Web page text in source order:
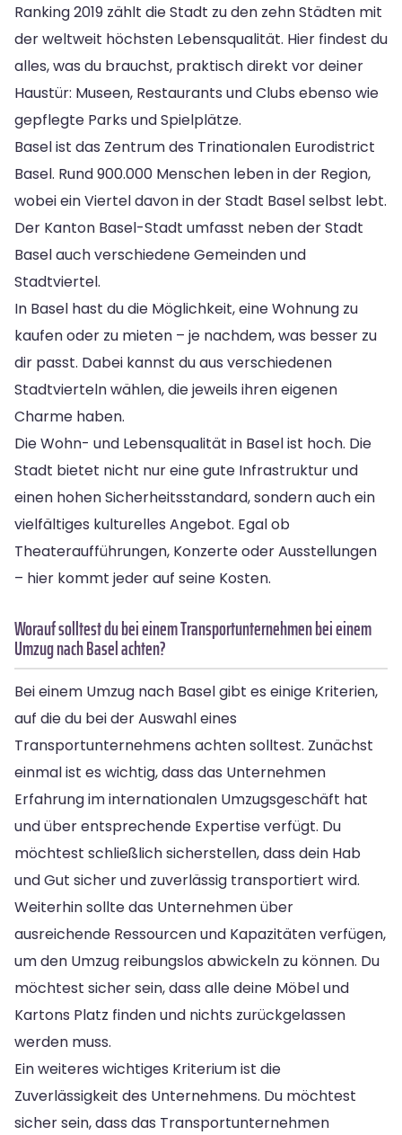
Ranking 2019 zählt die Stadt zu den zehn Städten mit
der weltweit höchsten Lebensqualität. Hier findest du
alles, was du brauchst, praktisch direkt vor deiner
Haustür: Museen, Restaurants und Clubs ebenso wie
gepflegte Parks und Spielplätze.
Basel ist das Zentrum des Trinationalen Eurodistrict
Basel. Rund 900.000 Menschen leben in der Region,
wobei ein Viertel davon in der Stadt Basel selbst lebt.
Der Kanton Basel-Stadt umfasst neben der Stadt
Basel auch verschiedene Gemeinden und
Stadtviertel.
In Basel hast du die Möglichkeit, eine Wohnung zu
kaufen oder zu mieten – je nachdem, was besser zu
dir passt. Dabei kannst du aus verschiedenen
Stadtvierteln wählen, die jeweils ihren eigenen
Charme haben.
Die Wohn- und Lebensqualität in Basel ist hoch. Die
Stadt bietet nicht nur eine gute Infrastruktur und
einen hohen Sicherheitsstandard, sondern auch ein
vielfältiges kulturelles Angebot. Egal ob
Theateraufführungen, Konzerte oder Ausstellungen
– hier kommt jeder auf seine Kosten.
Worauf solltest du bei einem Transportunternehmen bei einem
Umzug nach Basel achten?
Bei einem Umzug nach Basel gibt es einige Kriterien,
auf die du bei der Auswahl eines
Transportunternehmens achten solltest. Zunächst
einmal ist es wichtig, dass das Unternehmen
Erfahrung im internationalen Umzugsgeschäft hat
und über entsprechende Expertise verfügt. Du
möchtest schließlich sicherstellen, dass dein Hab
und Gut sicher und zuverlässig transportiert wird.
Weiterhin sollte das Unternehmen über
ausreichende Ressourcen und Kapazitäten verfügen,
um den Umzug reibungslos abwickeln zu können. Du
möchtest sicher sein, dass alle deine Möbel und
Kartons Platz finden und nichts zurückgelassen
werden muss.
Ein weiteres wichtiges Kriterium ist die
Zuverlässigkeit des Unternehmens. Du möchtest
sicher sein, dass das Transportunternehmen